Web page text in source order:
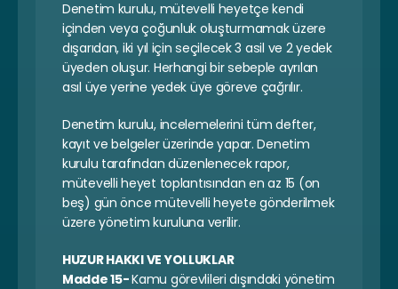
Denetim kurulu, mütevelli heyetçe kendi
içinden veya çoğunluk oluşturmamak üzere
dışarıdan, iki yıl için seçilecek 3 asil ve 2 yedek
üyeden oluşur. Herhangi bir sebeple ayrılan
asıl üye yerine yedek üye göreve çağrılır.
Denetim kurulu, incelemelerini tüm defter,
kayıt ve belgeler üzerinde yapar. Denetim
kurulu tarafından düzenlenecek rapor,
mütevelli heyet toplantısından en az 15 (on
beş) gün önce mütevelli heyete gönderilmek
üzere yönetim kuruluna verilir.
HUZUR HAKKI VE YOLLUKLAR
Madde 15- Kamu görevlileri dışındaki yönetim